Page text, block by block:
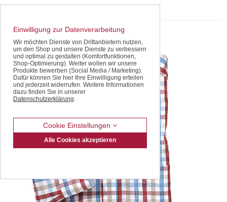
Einwilligung zur Datenverarbeitung
Wir möchten Dienste von Drittanbietern nutzen,
um den Shop und unsere Dienste zu verbessern
und optimal zu gestalten (Komfortfunktionen,
Shop-Optimierung). Weiter wollen wir unsere
Produkte bewerben (Social Media / Marketing).
Dafür können Sie hier Ihre Einwilligung erteilen
und jederzeit widerrufen. Weitere Informationen
dazu finden Sie in unserer
Datenschutzerklärung.
Cookie Einstellungen
Alle Cookies akzeptieren